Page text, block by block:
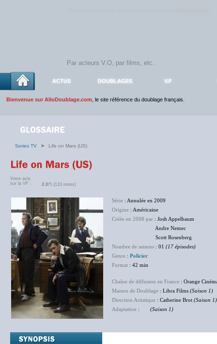
ACTUS DOUBLAGES V.F
Bienvenue sur AlloDoublage.com , le site référence du doublage français.
Series TV > Life on Mars (US)
Votre avis
sur la VF :
2.0/5 (133 notes)
Série : Annulée en 2009
Origine : Américaine
Créée en 2008 par : Josh Appelbaum
Andre Nemec
Scott Rosenberg
Nombre de saisons : 01 (17 épisodes)
Genre : Policier
Format : 42 min
Chaîne de diffusion en France : Orange
Maison de Doublage : Libra Films (Saison 1)
Direction Artistique : Catherine Brot (Saison 1)
Adaptation : (Saison 1)